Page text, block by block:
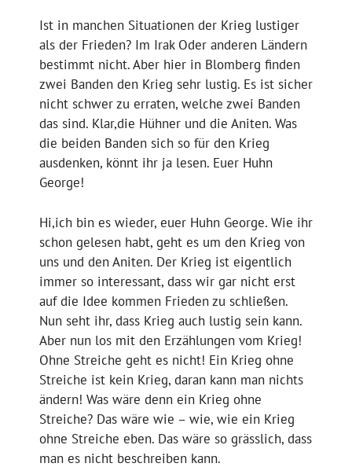
Ist in manchen Situationen der Krieg lustiger
als der Frieden? Im Irak Oder anderen Ländern
bestimmt nicht. Aber hier in Blomberg finden
zwei Banden den Krieg sehr lustig. Es ist sicher
nicht schwer zu erraten, welche zwei Banden
das sind. Klar,die Hühner und die Aniten. Was
die beiden Banden sich so für den Krieg
ausdenken, könnt ihr ja lesen. Euer Huhn
George!
Hi,ich bin es wieder, euer Huhn George. Wie ihr
schon gelesen habt, geht es um den Krieg von
uns und den Aniten. Der Krieg ist eigentlich
immer so interessant, dass wir gar nicht erst
auf die Idee kommen Frieden zu schließen.
Nun seht ihr, dass Krieg auch lustig sein kann.
Aber nun los mit den Erzählungen vom Krieg!
Ohne Streiche geht es nicht! Ein Krieg ohne
Streiche ist kein Krieg, daran kann man nichts
ändern! Was wäre denn ein Krieg ohne
Streiche? Das wäre wie – wie, wie ein Krieg
ohne Streiche eben. Das wäre so grässlich, dass
man es nicht beschreiben kann.